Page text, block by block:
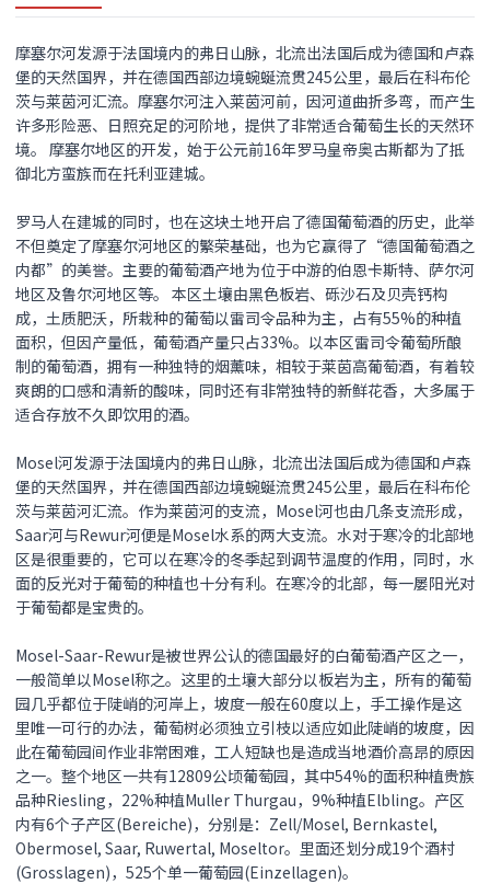
摩塞尔河发源于法国境内的弗日山脉，北流出法国后成为德国和卢森
堡的天然国界，并在德国西部边境蜿蜒流贯245公里，最后在科布伦
茨与莱茵河汇流。摩塞尔河注入莱茵河前，因河道曲折多弯，而产生
许多形险恶、日照充足的河阶地，提供了非常适合葡萄生长的天然环
境。 摩塞尔地区的开发，始于公元前16年罗马皇帝奥古斯都为了抵
御北方蛮族而在托利亚建城。
罗马人在建城的同时，也在这块土地开启了德国葡萄酒的历史，此举
不但奠定了摩塞尔河地区的繁荣基础，也为它赢得了“德国葡萄酒之
内都”的美誉。主要的葡萄酒产地为位于中游的伯恩卡斯特、萨尔河
地区及鲁尔河地区等。 本区土壤由黑色板岩、砾沙石及贝壳钙构
成，土质肥沃，所栽种的葡萄以雷司令品种为主，占有55%的种植
面积，但因产量低，葡萄酒产量只占33%。以本区雷司令葡萄所酿
制的葡萄酒，拥有一种独特的烟薰味，相较于莱茵高葡萄酒，有着较
爽朗的口感和清新的酸味，同时还有非常独特的新鲜花香，大多属于
适合存放不久即饮用的酒。
Mosel河发源于法国境内的弗日山脉，北流出法国后成为德国和卢森
堡的天然国界，并在德国西部边境蜿蜒流贯245公里，最后在科布伦
茨与莱茵河汇流。作为莱茵河的支流，Mosel河也由几条支流形成，
Saar河与Rewur河便是Mosel水系的两大支流。水对于寒冷的北部地
区是很重要的，它可以在寒冷的冬季起到调节温度的作用，同时，水
面的反光对于葡萄的种植也十分有利。在寒冷的北部，每一屡阳光对
于葡萄都是宝贵的。
Mosel-Saar-Rewur是被世界公认的德国最好的白葡萄酒产区之一，
一般简单以Mosel称之。这里的土壤大部分以板岩为主，所有的葡萄
园几乎都位于陡峭的河岸上，坡度一般在60度以上，手工操作是这
里唯一可行的办法，葡萄树必须独立引枝以适应如此陡峭的坡度，因
此在葡萄园间作业非常困难，工人短缺也是造成当地酒价高昂的原因
之一。整个地区一共有12809公顷葡萄园，其中54%的面积种植贵族
品种Riesling，22%种植Muller Thurgau，9%种植Elbling。产区
内有6个子产区(Bereiche)，分别是：Zell/Mosel, Bernkastel,
Obermosel, Saar, Ruwertal, Moseltor。里面还划分成19个酒村
(Grosslagen)，525个单一葡萄园(Einzellagen)。